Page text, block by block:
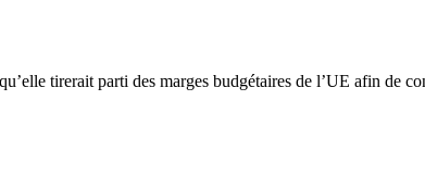
tirerait parti des marges budgétaires de l’UE afin de